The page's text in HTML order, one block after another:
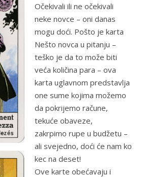
Očekivali ili ne očekivali
neke novce – oni danas
mogu doći. Pošto je karta
Nešto novca u pitanju –
teško je da to može biti
veća količina para – ova
karta uglavnom predstavlja
one sume kojima možemo
da pokrijemo račune,
tekuće obaveze,
zakrpimo rupe u budžetu –
ali svejedno, doći će nam ko
kec na deset!
Ove karte obećavaju i